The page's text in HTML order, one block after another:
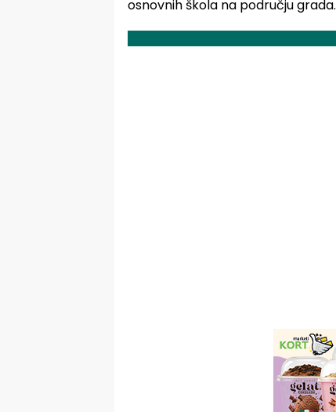
osnovnih škola na području grada.